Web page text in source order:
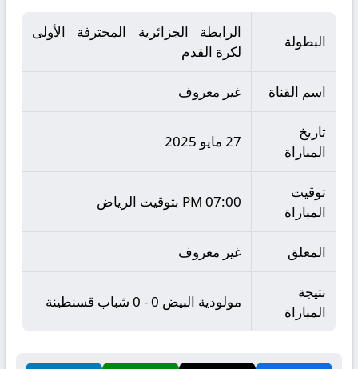
البطولة
الرابطة الجزائرية المحترفة الأولى
لكرة القدم
اسم القناة غير معروف
تاريخ
المباراة
27 مايو 2025
توقيت
المباراة
07:00 PM بتوقيت الرياض
المعلق غير معروف
نتيجة
المباراة
مولودية البيض 0 - 0 شباب قسنطينة